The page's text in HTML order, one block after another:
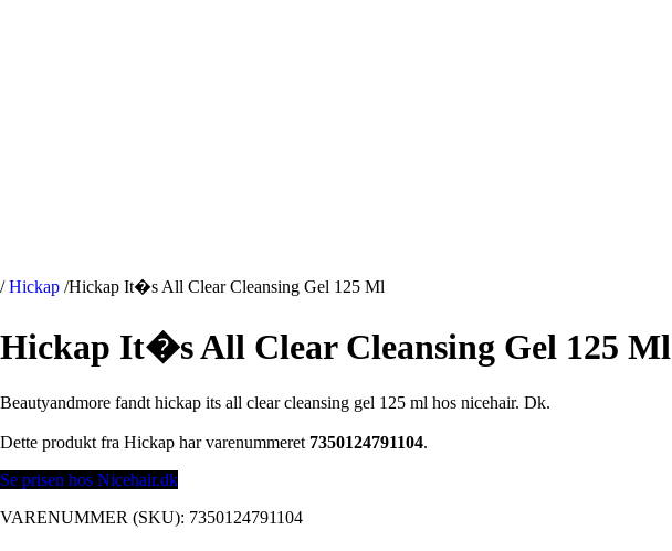
/ Hickap /Hickap It�s All Clear Cleansing Gel 125 Ml
Hickap It�s All Clear Cleansing Gel 125 Ml
Beautyandmore fandt hickap its all clear cleansing gel 125 ml hos nicehair. Dk.
Dette produkt fra Hickap har varenummeret 7350124791104.
Se prisen hos Nicehair.dk
VARENUMMER (SKU): 7350124791104